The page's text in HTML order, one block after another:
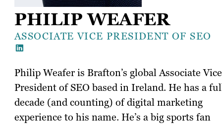
PHILIP WEAFER
ASSOCIATE VICE PRESIDENT OF SEO
Philip Weafer is Brafton’s global Associate Vice
President of SEO based in Ireland. He has a
decade (and counting) of digital marketing
experience to his name. He’s a big sports fan